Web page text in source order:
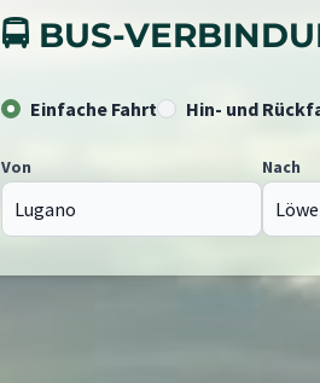
🚍 BUS-
Einfache Fahrt Hin- und
Von Nach